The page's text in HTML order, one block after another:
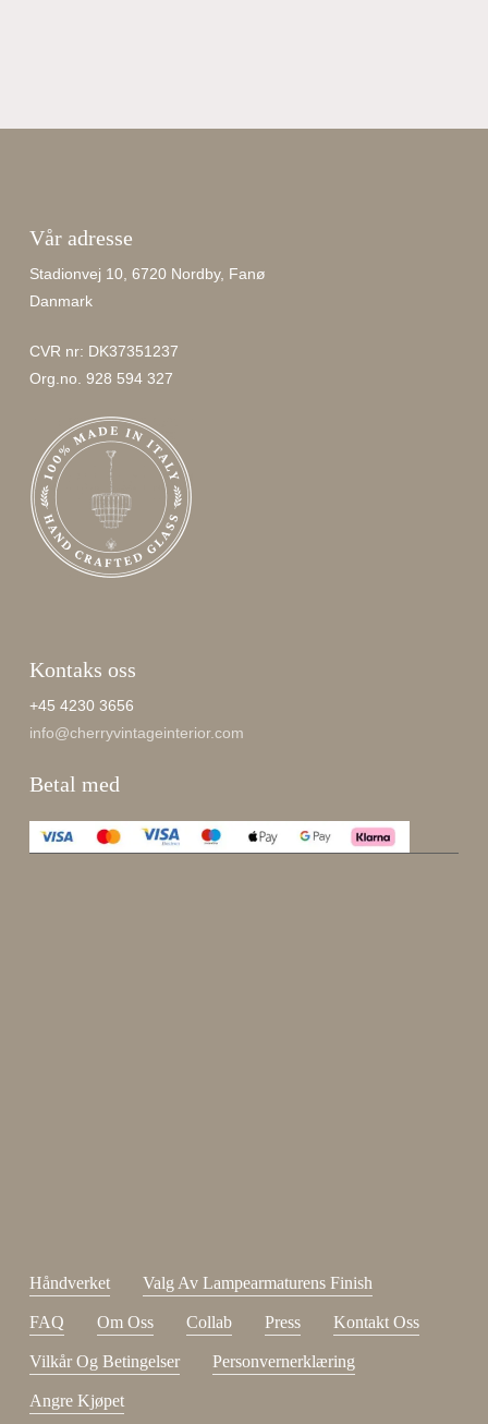
Vår adresse
Stadionvej 10, 6720 Nordby, Fanø
Danmark
CVR nr: DK37351237
Org.no. 928 594 327
Kontaks oss
+45 4230 3656
info@cherryvintageinterior.com
Betal med
Håndverket Valg Av Lampearmaturens Finish
FAQ Om Oss Collab Press Kontakt Oss
Vilkår Og Betingelser Personvernerklæring
Angre Kjøpet